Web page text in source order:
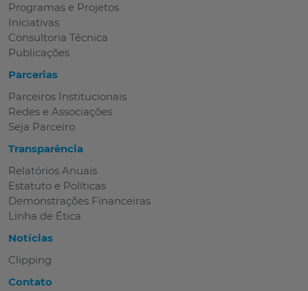
Programas e Projetos
Iniciativas
Consultoria Técnica
Publicações
Parcerias
Parceiros Institucionais
Redes e Associações
Seja Parceiro
Transparência
Relatórios Anuais
Estatuto e Políticas
Demonstrações Financeiras
Linha de Ética
Notícias
Clipping
Contato